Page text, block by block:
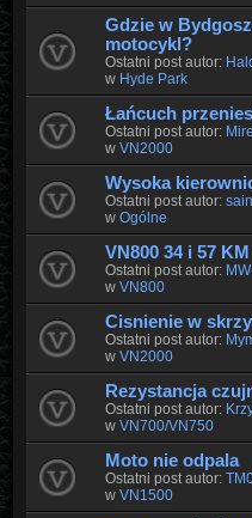
Gdzie w
motocykl?
Ostatni post autor:
w Hyde Park
Łańcuch
Ostatni post autor:
w VN2000
Wysoka
Ostatni post autor:
w Ogólne
VN800 34 i 57
Ostatni post autor:
w VN800
Cisnienie w
Ostatni post autor:
w VN2000
Rezystancja
Ostatni post autor:
w VN700/VN750
Moto nie odpala
Ostatni post autor:
w VN1500